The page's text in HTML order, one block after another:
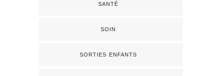
SANTÉ
SOIN
SORTIES ENFANTS